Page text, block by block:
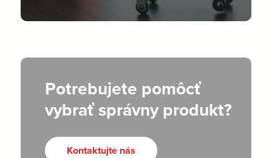
Potrebujete pomôcť
vybrať správny produkt?
Kontaktujte nás